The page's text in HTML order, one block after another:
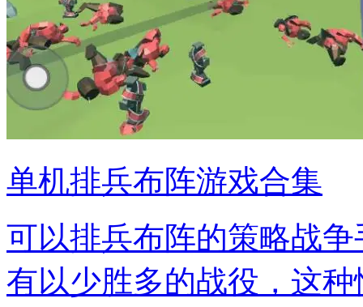
单机排兵布阵游戏合集
可以排兵布阵的策略战
有以少胜多的战役，这